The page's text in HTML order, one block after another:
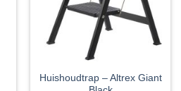
Huishoudtrap – Altrex Giant